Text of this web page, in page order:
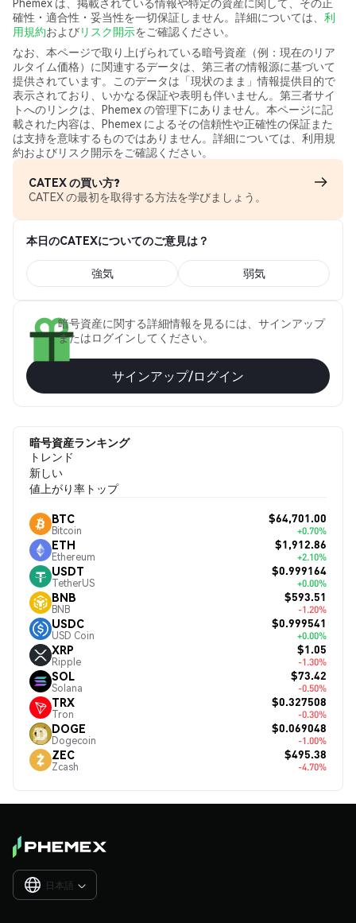
確性・適合性・妥当性を一切保証しません。詳細については、 利
用規約およびリスク開示をご確認ください。
なお、本ページで取り上げられている暗号資産（例：現在のリア
ルタイム価格）に関連するデータは、第三者の情報源に基づいて
提供されています。このデータは「現状のまま」情報提供目的で
表示されており、いかなる保証や表明も伴いません。第三者サイ
トへのリンクは、Phemex の管理下にありません。本ページに記
載された内容は、Phemex によるその信頼性や正確性の保証また
は支持を意味するものではありません。詳細については、利用規
約およびリスク開示をご確認ください。
CATEX の買い方?
CATEX の最初を取得する方法を学びましょう。
本日のCATEXについてのご意見は？
強気 弱気
暗号資産に関する詳細情報を見るには、サインアップ
またはログインしてください。
サインアップ/ログイン
暗号資産ランキング
トレンド
新しい
値上がり率トップ
BTC
Bitcoin
$64,701.00
+0.70%
ETH
Ethereum
$1,912.86
+2.10%
USDT
TetherUS
$0.999164
+0.00%
BNB
BNB
$593.51
-1.20%
USDC
USD Coin
$0.999541
+0.00%
XRP
Ripple
$1.05
-1.30%
SOL
Solana
$73.42
-0.50%
TRX
Tron
$0.327508
-0.30%
DOGE
Dogecoin
$0.069048
-1.00%
ZEC
Zcash
$495.38
-4.70%
日本語 